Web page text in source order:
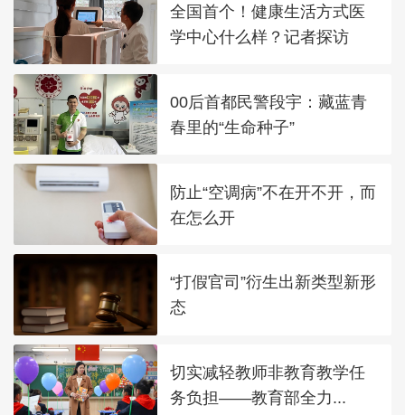
全国首个！健康生活方式医
学中心什么样？记者探访
00后首都民警段宇：藏蓝青
春里的“生命种子”
防止“空调病”不在开不开，而
在怎么开
“打假官司”衍生出新类型新形
态
切实减轻教师非教育教学任
务负担——教育部全力...